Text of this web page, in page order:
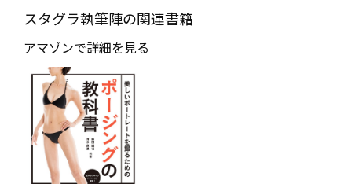
スタグラ執筆陣の関連書籍
アマゾンで詳細を見る